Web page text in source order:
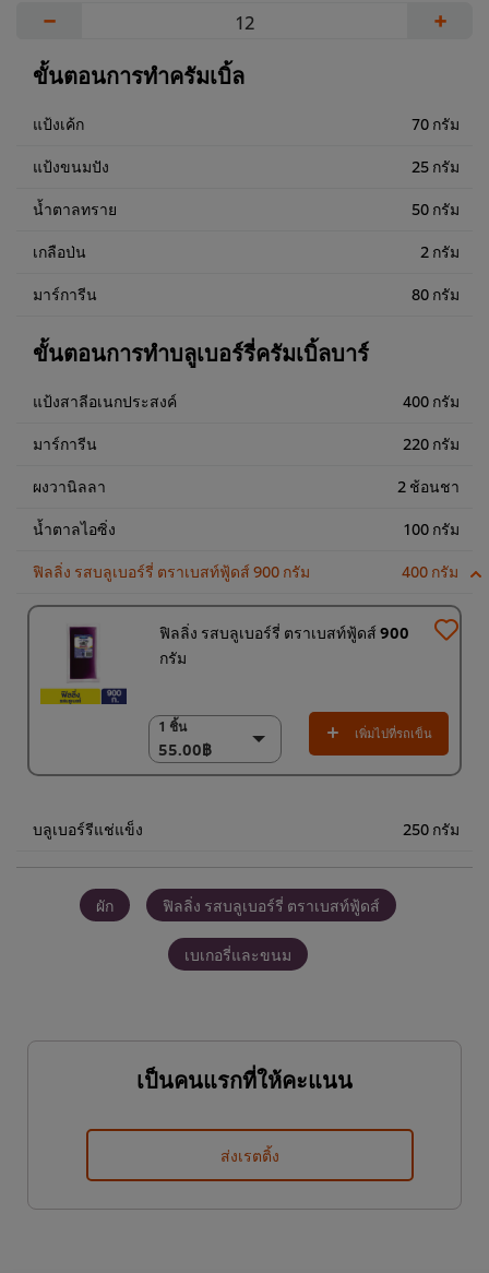
− +
ขั้นตอนการทำครัมเบิ้ล
แป้งเค้ก 70 กรัม
แป้งขนมปัง 25 กรัม
น้ำตาลทราย 50 กรัม
เกลือป่น 2 กรัม
มาร์การีน 80 กรัม
ขั้นตอนการทำบลูเบอร์รี่ครัมเบิ้ลบาร์
แป้งสาลีอเนกประสงค์ 400 กรัม
มาร์การีน 220 กรัม
ผงวานิลลา 2 ช้อนชา
น้ำตาลไอซิ่ง 100 กรัม
ฟิลลิ่ง รสบลูเบอร์รี่ ตราเบสท์ฟู้ดส์ 900 กรัม 400 กรัม
ฟิลลิ่ง รสบลูเบอร์รี่ ตราเบสท์ฟู้ดส์ 900
กรัม
1 ชิ้น
55.00฿
1 ชิ้น
55.00฿
(ราคาพิเศษ) แพ็ค 9
เพิ่มไปที่รถเข็น
บลูเบอร์รีแช่แข็ง 250 กรัม
ผัก ฟิลลิ่ง รสบลูเบอร์รี่ ตราเบสท์ฟู้ดส์
เบเกอรี่และขนม
เป็นคนแรกที่ให้คะแนน
ส่งเรตติ้ง